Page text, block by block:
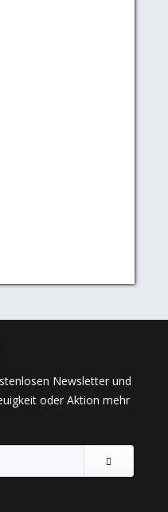
Newsletter und
oder Aktion mehr